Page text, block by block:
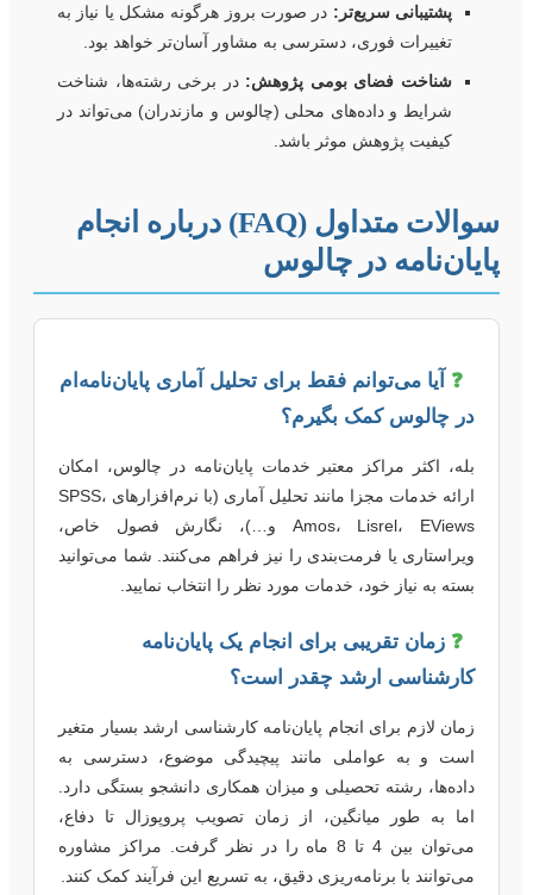
پشتیبانی سریع‌تر: در صورت بروز هرگونه مشکل یا نیاز به
تغییرات فوری، دسترسی به مشاور آسان‌تر خواهد بود.
شناخت فضای بومی پژوهش:در برخی رشته‌ها، شناخت
شرایط و داده‌های محلی (چالوس و مازندران) می‌تواند در
کیفیت پژوهش موثر باشد.
سوالات متداول (FAQ) درباره انجام
در چالوس
آیا می‌توانم فقط برای تحلیل آماری پایان‌نامه‌ام
در چالوس کمک بگیرم؟
بله، اکثر مراکز معتبر خدمات پایان‌نامه در چالوس، امکان
ارائه خدمات مجزا مانند تحلیل آماری (با نرم‌افزارهای SPSS،
Amos، Lisrel، EViews و…)، نگارش فصول خاص،
ویراستاری یا فرمت‌بندی را نیز فراهم می‌کنند. شما می‌توانید
بسته به نیاز خود، خدمات مورد نظر را انتخاب نمایید.
زمان تقریبی برای انجام یک پایان‌نامه
کارشناسی ارشد چقدر است؟
زمان لازم برای انجام پایان‌نامه کارشناسی ارشد بسیار متغیر
است و به عواملی مانند پیچیدگی موضوع، دسترسی به
داده‌ها، رشته تحصیلی و میزان همکاری دانشجو بستگی دارد.
اما به طور میانگین، از زمان تصویب پروپوزال تا دفاع،
می‌توان بین 4 تا 8 ماه را در نظر گرفت. مراکز مشاوره
می‌توانند با برنامه‌ریزی دقیق، به تسریع این فرآیند کمک کنند.